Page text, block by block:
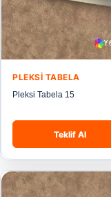
PLEKSI TABELA
Pleksi Tabela 15
Teklif Al